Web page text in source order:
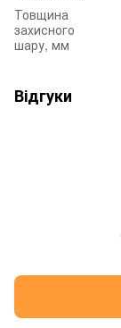
Товщина
захисного
шару, мм
Відгуки